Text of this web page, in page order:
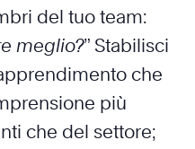
del tuo team:
meglio?” Stabilisci
che
più
che del settore;